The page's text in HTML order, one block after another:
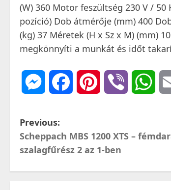
(W) 360 Motor feszültség 230 V /
pozíció) Dob átmérője (mm) 400
(kg) 37 Méretek (H x Sz x M) (mm)
megkönnyíti a munkát és időt
MessengerFacebookPinterest Viber
P
o
s
Previous:
Scheppach MBS 1200 XTS –
szalagfűrész 2 az 1-ben